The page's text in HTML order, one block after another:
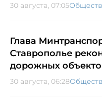
30 августа, 07:05
Глава
Ставрополье
дорожных
30 августа, 06:28